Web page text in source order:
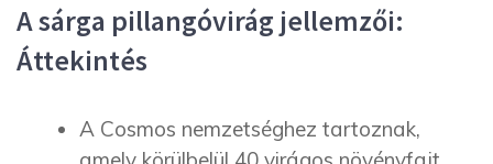
A sárga pillangóvirág jellemzői:
Áttekintés
A Cosmos nemzetséghez tartoznak,